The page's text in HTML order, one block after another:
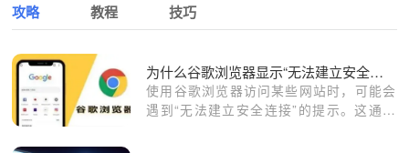
攻略 教程 技巧
为什么谷歌浏览器显示“无法建立安全连接”
使用谷歌浏览器访问某些网站时，可能会
遇到“无法建立安全连接”的提示。这通常